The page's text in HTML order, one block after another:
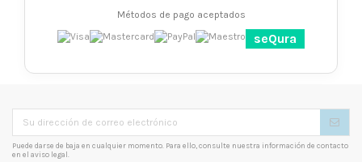
Métodos de pago aceptados
seQura
Puede darse de baja en cualquier momento. Para ello, consulte nuestra información de contacto
en el aviso legal.